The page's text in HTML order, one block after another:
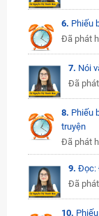
6. Phiếu
Đã phát
7. Nói
Đã
8. Phiếu
truyện
Đã phát
9. Đọc:
Đã
10.